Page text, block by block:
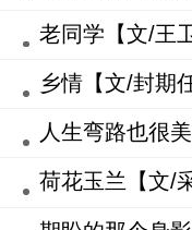
老同学【文/王
乡情【文/封期
荷花玉兰【文/